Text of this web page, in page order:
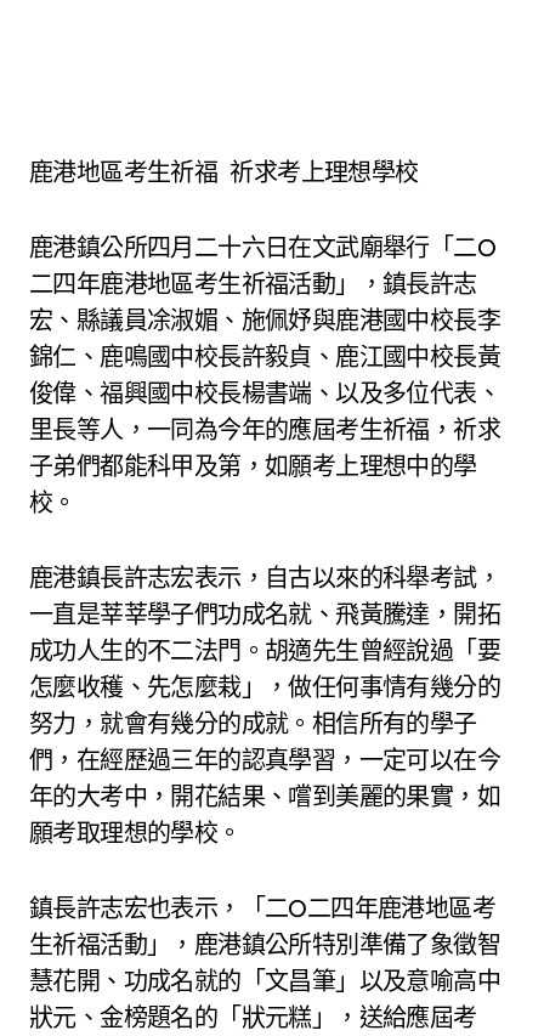
鹿港地區考生祈福 祈求考上理想學校
鹿港鎮公所四月二十六日在文武廟舉行「二O
二四年鹿港地區考生祈福活動」，鎮長許志
宏、縣議員凃淑媚、施佩妤與鹿港國中校長李
錦仁、鹿鳴國中校長許毅貞、鹿江國中校長黃
俊偉、福興國中校長楊書端、以及多位代表、
里長等人，一同為今年的應屆考生祈福，祈求
子弟們都能科甲及第，如願考上理想中的學
校。
鹿港鎮長許志宏表示，自古以來的科舉考試，
一直是莘莘學子們功成名就、飛黃騰達，開拓
成功人生的不二法門。胡適先生曾經說過「要
怎麼收穫、先怎麼栽」，做任何事情有幾分的
努力，就會有幾分的成就。相信所有的學子
們，在經歷過三年的認真學習，一定可以在今
年的大考中，開花結果、嚐到美麗的果實，如
願考取理想的學校。
鎮長許志宏也表示，「二O二四年鹿港地區考
生祈福活動」，鹿港鎮公所特別準備了象徵智
慧花開、功成名就的「文昌筆」以及意喻高中
狀元、金榜題名的「狀元糕」，送給應屆考